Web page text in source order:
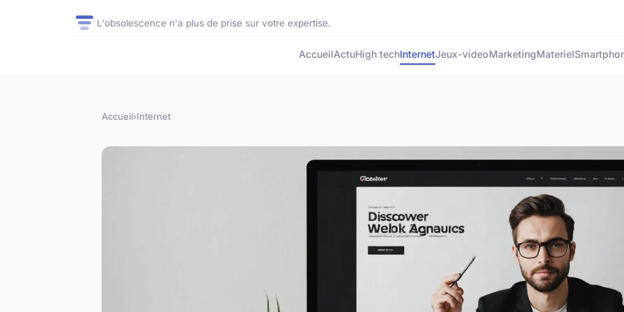
L'obsolescence n'a plus de prise sur votre expertise.
AccueilActuHigh techInternetJeux-videoMarketingMateriel
Accueil›Internet